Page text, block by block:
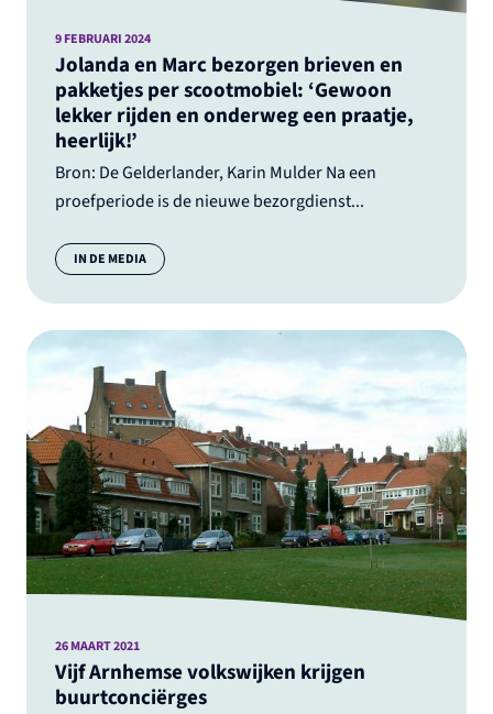
Jolanda en Marc bezorgen brieven en
pakketjes per scootmobiel: ‘Gewoon
lekker rijden en onderweg een praatje,
heerlijk!’
Bron: De Gelderlander, Karin Mulder Na een
proefperiode is de nieuwe bezorgdienst...
9 FEBRUARI 2024
Categorie:
IN DE MEDIA
Vijf Arnhemse volkswijken krijgen
buurtconciërges
26 MAART 2021